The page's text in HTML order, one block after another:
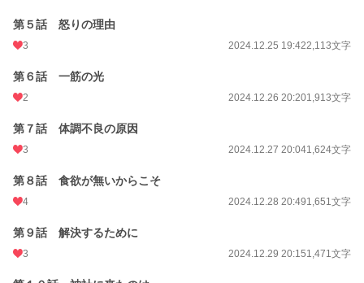
第５話 怒りの理由
3 2024.12.25 19:422,113文字
第６話 一筋の光
2 2024.12.26 20:201,913文字
第７話 体調不良の原因
3 2024.12.27 20:041,624文字
第８話 食欲が無いからこそ
4 2024.12.28 20:491,651文字
第９話 解決するために
3 2024.12.29 20:151,471文字